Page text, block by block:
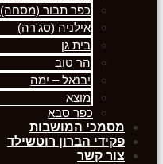
כפר תבור (מסחה)
אילניה (סג'רה)
בית גן
הר טוב
יבנאל – ימה
מוצא
כפר סבא
מסמכי המושבות
פקידי הברון רוטשילד
צור קשר